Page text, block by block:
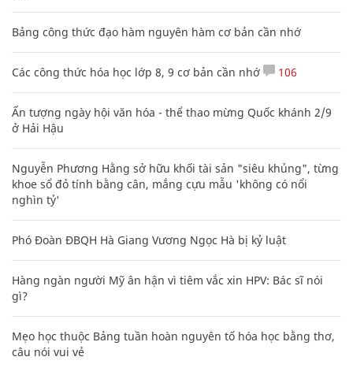
Bảng công thức đạo hàm nguyên hàm cơ bản cần nhớ
Các công thức hóa học lớp 8, 9 cơ bản cần nhớ 106
Ấn tượng ngày hội văn hóa - thể thao mừng Quốc khánh 2/9
ở Hải Hậu
Nguyễn Phương Hằng sở hữu khối tài sản "siêu khủng", từng
khoe sổ đỏ tính bằng cân, mắng cựu mẫu 'không có nổi
nghìn tỷ'
Phó Đoàn ĐBQH Hà Giang Vương Ngọc Hà bị kỷ luật
Hàng ngàn người Mỹ ân hận vì tiêm vắc xin HPV: Bác sĩ nói
gì?
Mẹo học thuộc Bảng tuần hoàn nguyên tố hóa học bằng thơ,
câu nói vui vẻ